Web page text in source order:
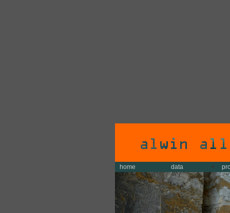
home data